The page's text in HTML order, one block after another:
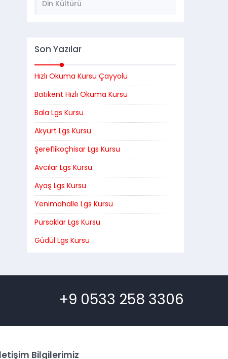
Din Kültürü
Son Yazılar
Hızlı Okuma Kursu Çayyolu
Batıkent Hızlı Okuma Kursu
Bala Lgs Kursu
Akyurt Lgs Kursu
Şereflikoçhisar Lgs Kursu
Avcılar Lgs Kursu
Ayaş Lgs Kursu
Yenimahalle Lgs Kursu
Pursaklar Lgs Kursu
Güdül Lgs Kursu
+9 0533 258 3306
İletişim Bilgilerimiz